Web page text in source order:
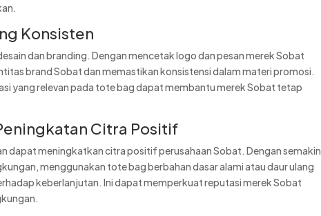
Konsisten
dan branding. Dengan mencetak logo dan pesan merek Sobat
brand Sobat dan memastikan konsistensi dalam materi promosi.
yang relevan pada tote bag dapat membantu merek Sobat tetap
Citra Positif
dapat meningkatkan citra positif perusahaan Sobat. Dengan semakin
menggunakan tote bag berbahan dasar alami atau daur ulang
keberlanjutan. Ini dapat memperkuat reputasi merek Sobat